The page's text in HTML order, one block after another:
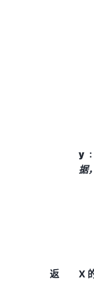
y
据
返
X